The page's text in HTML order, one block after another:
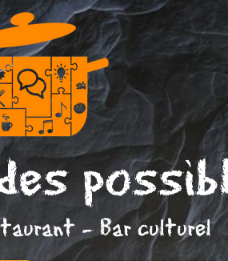
- Bar culturel